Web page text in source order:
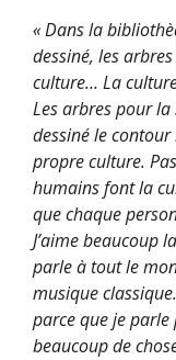
« Dans la
dessiné, les
culture… La
Les arbres pour la
dessiné le
propre culture.
humains font la
que chaque
J’aime beaucoup
parle à tout le
musique
parce que je parle
beaucoup de